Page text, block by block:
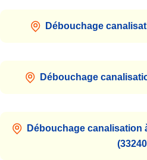
Débouchage
Débouchage
Débouchage canalisation